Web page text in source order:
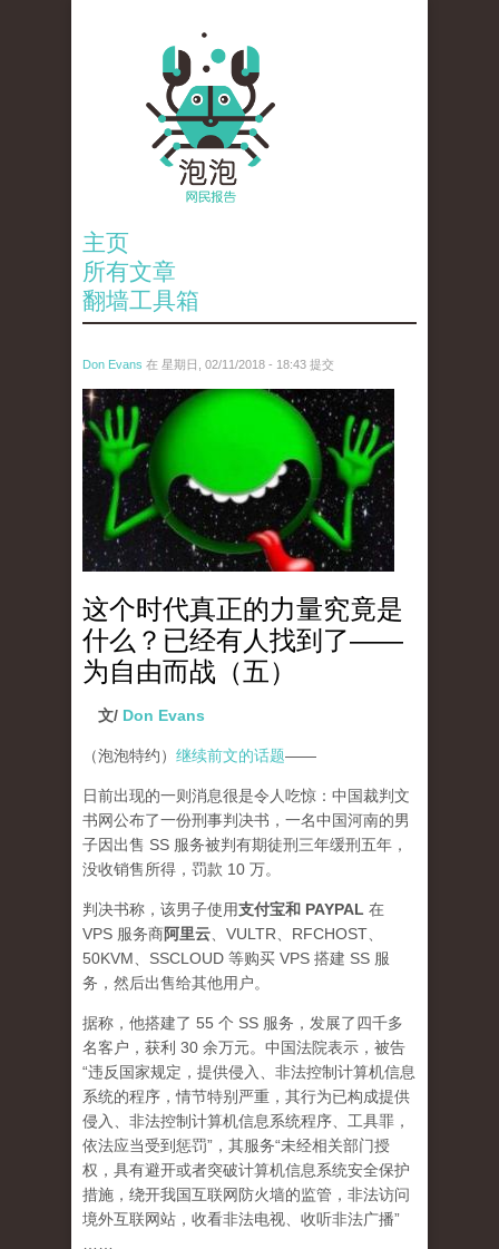
主页
所有文章
翻墙工具箱
Don Evans 在 星期日, 02/11/2018 - 18:43 提交
wechatimg1429.jpeg
这个时代真正的力量究竟是
什么？已经有人找到了——
为自由而战（五）
文/ Don Evans
（泡泡特约） 继续前文的话题——
日前出现的一则消息很是令人吃惊：中国裁判文
书网公布了一份刑事判决书，一名中国河南的男
子因出售 SS 服务被判有期徒刑三年缓刑五年，
没收销售所得，罚款 10 万。
判决书称，该男子使用支付宝和 PAYPAL 在
VPS 服务商阿里云 、VULTR、RFCHOST、
50KVM、SSCLOUD 等购买 VPS 搭建 SS 服
务，然后出售给其他用户。
据称，他搭建了 55 个 SS 服务，发展了四千多
名客户，获利 30 余万元。中国法院表示，被告
“违反国家规定，提供侵入、非法控制计算机信息
系统的程序，情节特别严重，其行为已构成提供
侵入、非法控制计算机信息系统程序、工具罪，
依法应当受到惩罚”，其服务“未经相关部门授
权，具有避开或者突破计算机信息系统安全保护
措施，绕开我国互联网防火墙的监管，非法访问
境外互联网站，收看非法电视、收听非法广播”